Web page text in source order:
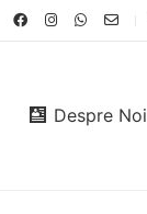
Despre Noi